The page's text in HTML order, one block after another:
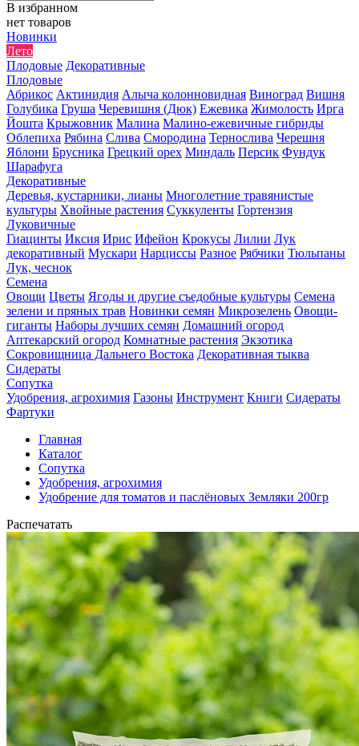
В избранном
нет товаров
Новинки
Лето
Плодовые Декоративные
Плодовые
Абрикос Актинидия Алыча колонновидная Виноград Вишня
Голубика Груша Черевишня (Дюк) Ежевика Жимолость Ирга
Йошта Крыжовник Малина Малино-ежевичные гибриды
Облепиха Рябина Слива Смородина Тернослива Черешня
Яблони Брусника Грецкий орех Миндаль Персик Фундук
Шарафуга
Декоративные
Деревья, кустарники, лианы Многолетние травянистые
культуры Хвойные растения Суккуленты Гортензия
Луковичные
Гиацинты Иксия Ирис Ифейон Крокусы Лилии Лук
декоративный Мускари Нарциссы Разное Рябчики Тюльпаны
Лук, чеснок
Семена
Овощи Цветы Ягоды и другие съедобные культуры Семена
зелени и пряных трав Новинки семян Микрозелень Овощи-
гиганты Наборы лучших семян Домашний огород
Аптекарский огород Комнатные растения Экзотика
Сокровищница Дальнего Востока Декоративная тыква
Сидераты
Сопутка
Удобрения, агрохимия Газоны Инструмент Книги Сидераты
Фартуки
Главная
Каталог
Сопутка
Удобрения, агрохимия
Удобрение для томатов и паслёновых Земляки 200гр
Распечатать